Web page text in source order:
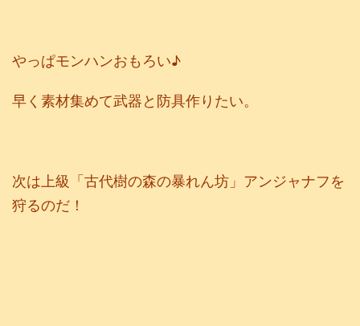
やっぱモンハンおもろい♪
早く素材集めて武器と防具作りたい。
次は上級「古代樹の森の暴れん坊」アンジャナフを
狩るのだ！